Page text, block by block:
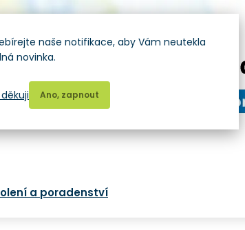
a poradenství
naše notifikace, aby Vám neutekla
novinka.
Ano, zapnout